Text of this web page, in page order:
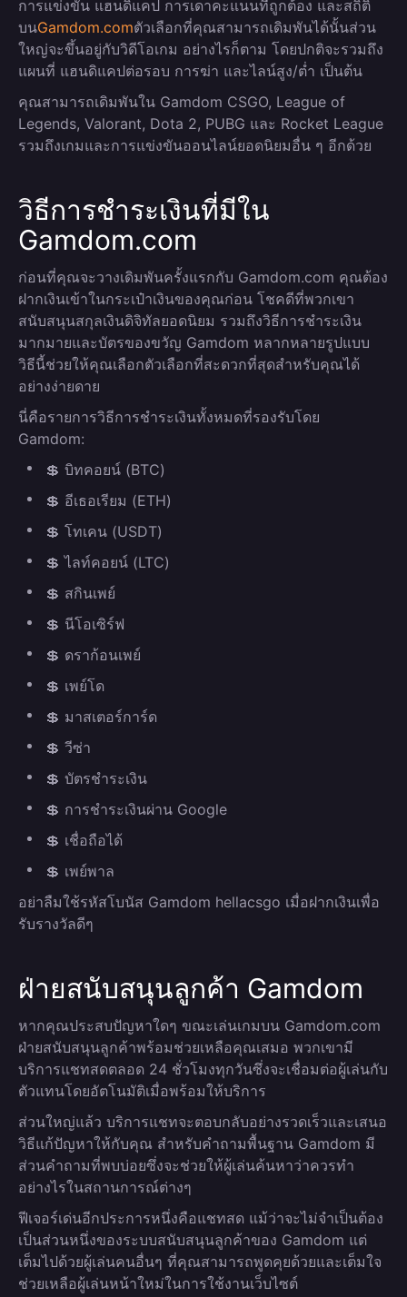
การแข่งขัน แฮนดิแคป การเดาคะแนนที่ถูกต้อง และสถิติ
บนGamdom.comตัวเลือกที่คุณสามารถเดิมพันได้นั้นส่วน
ใหญ่จะขึ้นอยู่กับวิดีโอเกม อย่างไรก็ตาม โดยปกติจะรวมถึง
แผนที่ แฮนดิแคปต่อรอบ การฆ่า และไลน์สูง/ต่ำ เป็นต้น
คุณสามารถเดิมพันใน Gamdom CSGO, League of
Legends, Valorant, Dota 2, PUBG และ Rocket League
รวมถึงเกมและการแข่งขันออนไลน์ยอดนิยมอื่น ๆ อีกด้วย
วิธีการชำระเงินที่มีใน
Gamdom.com
ก่อนที่คุณจะวางเดิมพันครั้งแรกกับ Gamdom.com คุณต้อง
ฝากเงินเข้าในกระเป๋าเงินของคุณก่อน โชคดีที่พวกเขา
สนับสนุนสกุลเงินดิจิทัลยอดนิยม รวมถึงวิธีการชำระเงิน
มากมายและบัตรของขวัญ Gamdom หลากหลายรูปแบบ
วิธีนี้ช่วยให้คุณเลือกตัวเลือกที่สะดวกที่สุดสำหรับคุณได้
อย่างง่ายดาย
นี่คือรายการวิธีการชำระเงินทั้งหมดที่รองรับโดย
Gamdom:
💲 บิทคอยน์ (BTC)
💲 อีเธอเรียม (ETH)
💲 โทเคน (USDT)
💲 ไลท์คอยน์ (LTC)
💲 สกินเพย์
💲 นีโอเซิร์ฟ
💲 ดราก้อนเพย์
💲 เพย์โด
💲 มาสเตอร์การ์ด
💲 วีซ่า
💲 บัตรชำระเงิน
💲 การชำระเงินผ่าน Google
💲 เชื่อถือได้
💲 เพย์พาล
อย่าลืมใช้รหัสโบนัส Gamdom hellacsgo เมื่อฝากเงินเพื่อ
รับรางวัลดีๆ
ฝ่ายสนับสนุนลูกค้า Gamdom
หากคุณประสบปัญหาใดๆ ขณะเล่นเกมบน Gamdom.com
ฝ่ายสนับสนุนลูกค้าพร้อมช่วยเหลือคุณเสมอ พวกเขามี
บริการแชทสดตลอด 24 ชั่วโมงทุกวันซึ่งจะเชื่อมต่อผู้เล่นกับ
ตัวแทนโดยอัตโนมัติเมื่อพร้อมให้บริการ
ส่วนใหญ่แล้ว บริการแชทจะตอบกลับอย่างรวดเร็วและเสนอ
วิธีแก้ปัญหาให้กับคุณ สำหรับคำถามพื้นฐาน Gamdom มี
ส่วนคำถามที่พบบ่อยซึ่งจะช่วยให้ผู้เล่นค้นหาว่าควรทำ
อย่างไรในสถานการณ์ต่างๆ
ฟีเจอร์เด่นอีกประการหนึ่งคือแชทสด แม้ว่าจะไม่จำเป็นต้อง
เป็นส่วนหนึ่งของระบบสนับสนุนลูกค้าของ Gamdom แต่
เต็มไปด้วยผู้เล่นคนอื่นๆ ที่คุณสามารถพูดคุยด้วยและเต็มใจ
ช่วยเหลือผู้เล่นหน้าใหม่ในการใช้งานเว็บไซต์